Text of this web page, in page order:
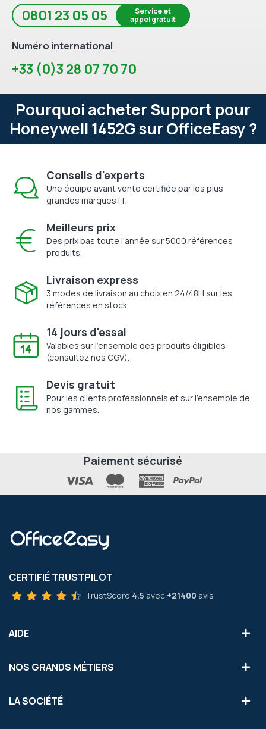
0801 23 05 05
Service et
appel gratuit
Numéro international
+33 (0)3 28 07 70 70
Pourquoi acheter Support pour
Honeywell 1452G sur OfficeEasy ?
Conseils d'experts
Une équipe avant vente certifiée par les plus
grandes marques IT.
Meilleurs prix
Des prix bas toute l'année sur 5000 références
produits.
Livraison express
3 modes de livraison au choix en 24/48H sur les
références en stock.
14 jours d'essai
Valables sur l'ensemble des produits éligibles
(consultez nos CGV).
Devis gratuit
Pour les clients professionnels et sur l'ensemble de
nos gammes.
Paiement sécurisé
CERTIFIÉ TRUSTPILOT
TrustScore 4.5 avec +21400 avis
AIDE
NOS GRANDS MÉTIERS
LA SOCIÉTÉ